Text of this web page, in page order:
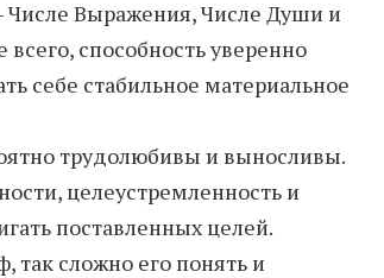
Числе Выражения, Числе Души и
способность уверенно
себе стабильное материальное
трудолюбивы и выносливы.
целеустремленность и
поставленных целей.
так сложно его понять и